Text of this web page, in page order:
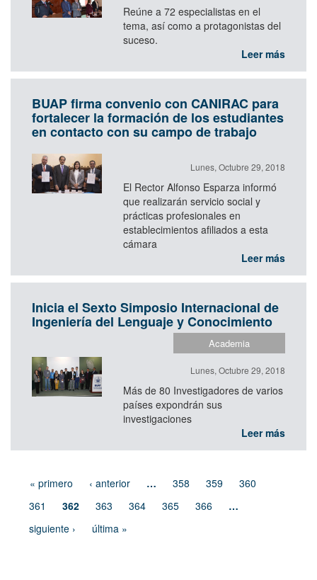
Reúne a 72 especialistas en el
tema, así como a protagonistas del
suceso.
Leer más
BUAP firma convenio con CANIRAC para
fortalecer la formación de los estudiantes
en contacto con su campo de trabajo
Lunes, Octubre 29, 2018
El Rector Alfonso Esparza informó
que realizarán servicio social y
prácticas profesionales en
establecimientos afiliados a esta
cámara
Leer más
Inicia el Sexto Simposio Internacional de
Ingeniería del Lenguaje y Conocimiento
Academia
Lunes, Octubre 29, 2018
Más de 80 Investigadores de varios
países expondrán sus
investigaciones
Leer más
« primero ‹ anterior … 358 359
360
361
362 363 364 365 366
…
siguiente ›
última »